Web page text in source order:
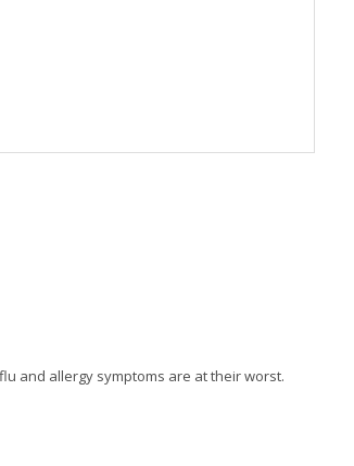
and allergy symptoms are at their worst.